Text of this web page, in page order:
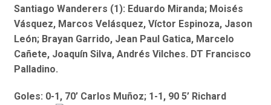
Santiago Wanderers (1): Eduardo Miranda; Moisés
Vásquez, Marcos Velásquez, Víctor Espinoza, Jason
León; Brayan Garrido, Jean Paul Gatica, Marcelo
Cañete, Joaquín Silva, Andrés Vilches. DT Francisco
Palladino.
Goles: 0-1, 70’ Carlos Muñoz; 1-1, 90 5’ Richard